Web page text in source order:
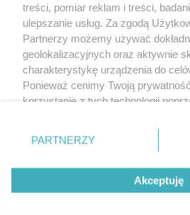
treści, pomiar reklam i treści,
ulepszanie usług. Za zgodą
Partnerzy możemy używać
geolokalizacyjnych oraz aktywnie
charakterystykę urządzenia do
Ponieważ cenimy Twoją
korzystanie z tych technologii
zmienić/wycofać klikając przycisk
znajdujący się w lewym dolnym
rodzaje przetwarzania danych nie
użytkownika, ale masz prawo
przetwarzaniu. Preferencje będą
PARTNERZY
Akceptuję